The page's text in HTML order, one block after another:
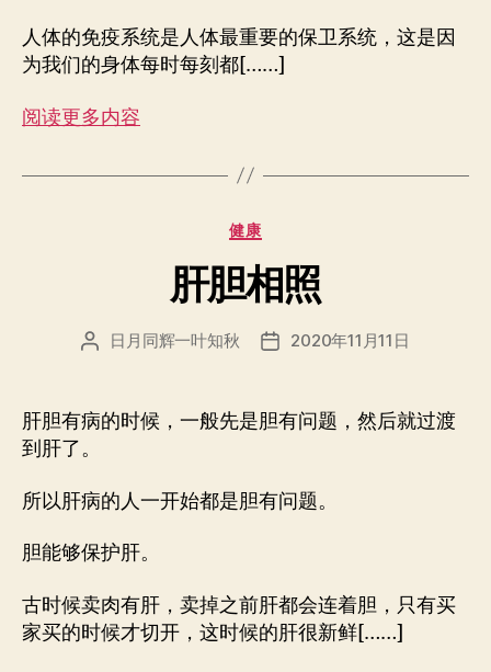
人体的免疫系统是人体最重要的保卫系统，这是因
为我们的身体每时每刻都[……]
阅读更多内容
分
健康
肝胆相照
文
者
日月同辉一叶知秋
发
期
2020年11月11日
肝胆有病的时候，一般先是胆有问题，然后就过渡
到肝了。
所以肝病的人一开始都是胆有问题。
胆能够保护肝。
古时候卖肉有肝，卖掉之前肝都会连着胆，只有买
家买的时候才切开，这时候的肝很新鲜[……]